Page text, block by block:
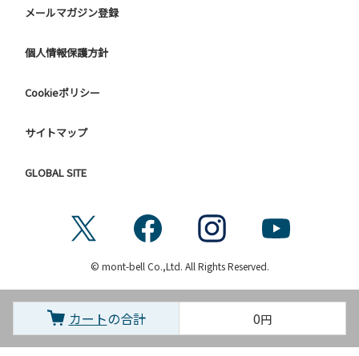
メールマガジン登録
個人情報保護方針
Cookieポリシー
サイトマップ
GLOBAL SITE
© mont-bell Co.,Ltd. All Rights Reserved.
カートの合計 0円